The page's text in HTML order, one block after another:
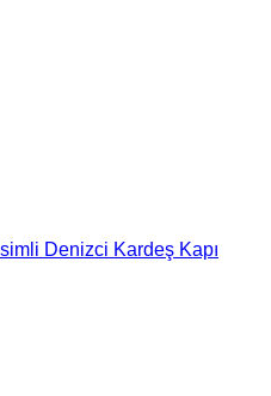
Denizci Kardeş Kapı